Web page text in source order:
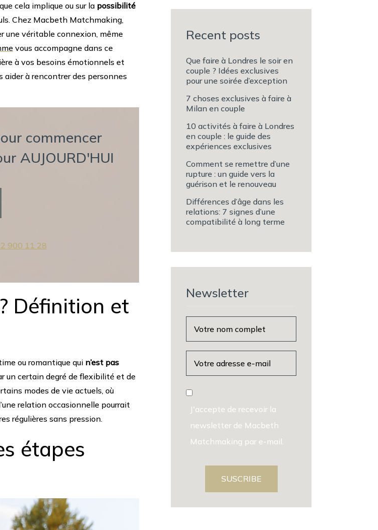
cela implique ou sur la possibilité
Chez Macbeth Matchmaking,
une véritable connexion, même
vous accompagne dans ce
à vos besoins émotionnels et
aider à rencontrer des personnes
commencer
AUJOURD'HUI
900 11 28
Définition et
ou romantique qui n’est pas
un certain degré de flexibilité et de
modes de vie actuels, où
relation occasionnelle pourrait
régulières sans pression.
étapes
Recent posts
Que faire à Londres le soir en
couple ? Idées exclusives
pour une soirée d’exception
7 choses exclusives à faire à
Milan en couple
10 activités à faire à Londres
en couple : le guide des
expériences exclusives
Comment se remettre d’une
rupture : un guide vers la
guérison et le renouveau
Différences d’âge dans les
relations: 7 signes d’une
compatibilité à long terme
Newsletter
J'accepte de recevoir la
newsletter de Macbeth
Matchmaking par e-mail.
SUSCRIBE